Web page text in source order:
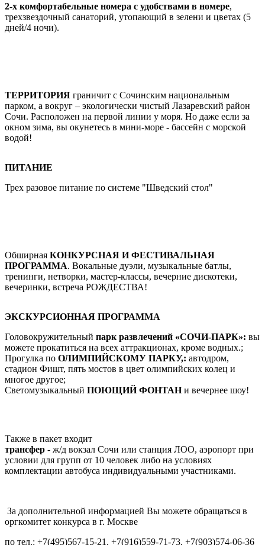
2-х комфортабельные номера с удобствами в номере,
трехзвездочный санаторий, утопающий в зелени и цветах (5
дней/4 ночи).
ТЕРРИТОРИЯ граничит с Сочинским национальным
парком, а вокруг – экологически чистый Лазаревский район
Сочи. Расположен на первой линии у моря. Но даже если за
окном зима, вы окунетесь в мини-море - бассейн с морской
водой!
ПИТАНИЕ
Трех разовое питание по системе "Шведский стол"
Обширная КОНКУРСНАЯ И ФЕСТИВАЛЬНАЯ
ПРОГРАММА. Вокальные дуэли, музыкальные батлы,
тренинги, нетворки, мастер-классы, вечерние дискотеки,
вечеринки, встреча РОЖДЕСТВА!
ЭКСКУРСИОННАЯ ПРОГРАММА
Головокружительный парк развлечений «СОЧИ-ПАРК»: вы
можете прокатиться на всех аттракционах, кроме водных.;
Прогулка по ОЛИМПИЙСКОМУ ПАРКУ,: автодром,
стадион Фишт, пять мостов в цвет олимпийских колец и
многое другое;
Светомузыкальный ПОЮЩИЙ ФОНТАНи вечернее шоу!
Также в пакет входит
трансфер - ж/д вокзал Сочи или станция ЛОО, аэропорт при
условии для групп от 10 человек либо на условиях
комплектации автобуса индивидуальными участниками.
За дополнительной информацией Вы можете обращаться в
оргкомитет конкурса в г. Москве
по тел.: +7(495)567-15-21, +7(916)559-71-73, +7(903)574-06-36